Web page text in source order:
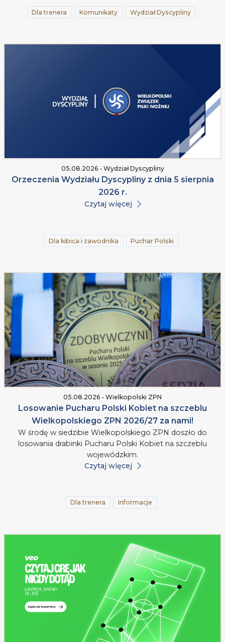
Dla trenera Komunikaty Wydział Dyscypliny
05.08.2026 • Wydział Dyscypliny
Orzeczenia Wydziału Dyscypliny z dnia 5 sierpnia
2026 r.
Czytaj więcej
Dla kibica i zawodnika Puchar Polski
05.08.2026 • Wielkopolski ZPN
Losowanie Pucharu Polski Kobiet na szczeblu
Wielkopolskiego ZPN 2026/27 za nami!
W środę w siedzibie Wielkopolskiego ZPN doszło do
losowania drabinki Pucharu Polski Kobiet na szczeblu
wojewódzkim.
Czytaj więcej
Dla trenera Informacje